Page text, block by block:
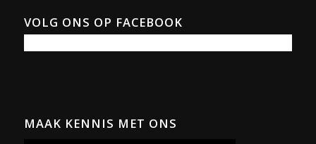
VOLG ONS OP FACEBOOK
MAAK KENNIS MET ONS